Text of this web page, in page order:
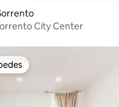
City Center